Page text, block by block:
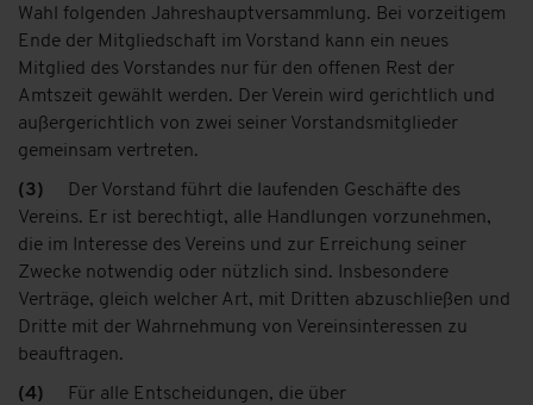
Wahl folgenden Jahreshauptversammlung. Bei vorzeitigem
Ende der Mitgliedschaft im Vorstand kann ein neues
Mitglied des Vorstandes nur für den offenen Rest der
Amtszeit gewählt werden. Der Verein wird gerichtlich und
außergerichtlich von zwei seiner Vorstandsmitglieder
gemeinsam vertreten.
(3) Der Vorstand führt die laufenden Geschäfte des
Vereins. Er ist berechtigt, alle Handlungen vorzunehmen,
die im Interesse des Vereins und zur Erreichung seiner
Zwecke notwendig oder nützlich sind. Insbesondere
Verträge, gleich welcher Art, mit Dritten abzuschließen und
Dritte mit der Wahrnehmung von Vereinsinteressen zu
beauftragen.
(4) Für alle Entscheidungen, die über